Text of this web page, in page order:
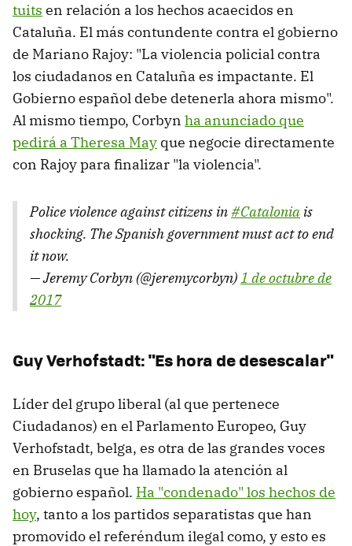
tuits en relación a los hechos acaecidos en
Cataluña. El más contundente contra el gobierno
de Mariano Rajoy: "La violencia policial contra
los ciudadanos en Cataluña es impactante. El
Gobierno español debe detenerla ahora mismo".
Al mismo tiempo, Corbyn ha anunciado que
pedirá a Theresa May que negocie directamente
con Rajoy para finalizar "la violencia".
Police violence against citizens in#Catalonia is
shocking. The Spanish government must act to end
it now.
— Jeremy Corbyn (@jeremycorbyn)1 de octubre de
2017
Guy Verhofstadt: "Es hora de desescalar"
Líder del grupo liberal (al que pertenece
Ciudadanos) en el Parlamento Europeo, Guy
Verhofstadt, belga, es otra de las grandes voces
en Bruselas que ha llamado la atención al
gobierno español. Ha "condenado" los hechos de
hoy, tanto a los partidos separatistas que han
promovido el referéndum ilegal como, y esto es